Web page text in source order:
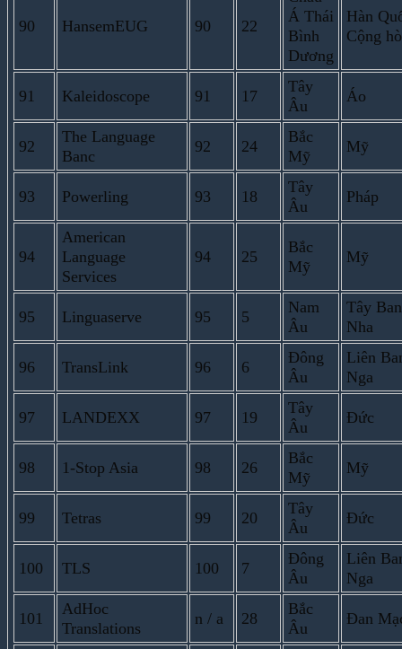
90 HansemEUG 90 22
Á Thái
Bình
Dương
Hàn
Cộng
91 Kaleidoscope 91 17
Tây
Âu
Áo
92
The Language
Banc
92 24
Bắc
Mỹ
Mỹ
93 Powerling 93 18
Tây
Âu
Pháp
94
American
Language
Services
94 25
Bắc
Mỹ
Mỹ
95 Linguaserve 95 5
Nam
Âu
Tây Ban
Nha
96 TransLink 96 6
Đông
Âu
Liên
Nga
97 LANDEXX 97 19
Tây
Âu
Đức
98 1-Stop Asia 98 26
Bắc
Mỹ
Mỹ
99 Tetras 99 20
Tây
Âu
Đức
100 TLS 100 7
Đông
Âu
Liên
Nga
101
AdHoc
Translations
n / a 28
Bắc
Âu
Đan